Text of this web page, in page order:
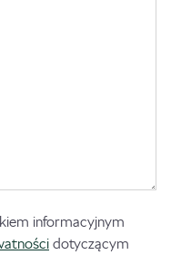
informacyjnym
dotyczącym